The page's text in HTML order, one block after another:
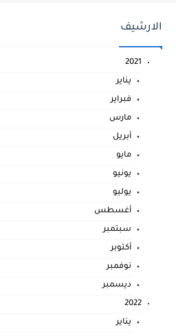
الارشيف
2021
يناير
فبراير
مارس
أبريل
مايو
يونيو
يوليو
أغسطس
سبتمبر
أكتوبر
نوفمبر
ديسمبر
2022
يناير